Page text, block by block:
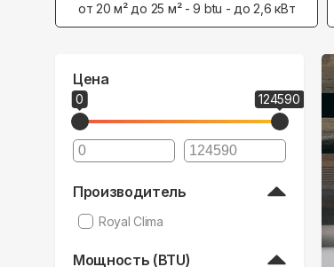
от 20 м² до 25 м² - 9 btu - до 2,6 кВт
Цена
0 124590
Производитель
Royal Clima
Мощность (BTU)